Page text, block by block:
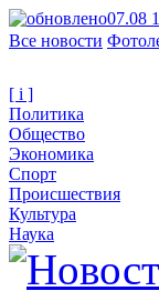
07.08
Все новости
[ i ]
Политика
Общество
Экономика
Спорт
Происшествия
Культура
Наука